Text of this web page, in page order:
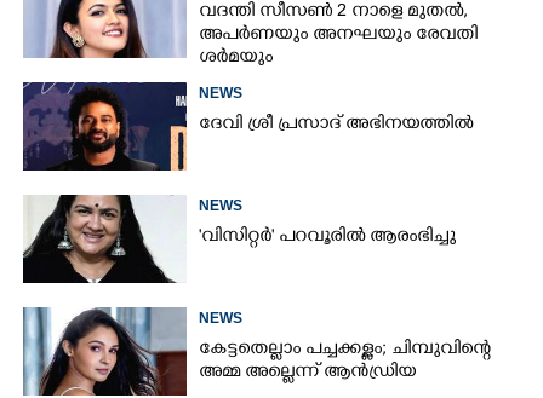
വദന്തി സീസൺ 2 നാളെ മുതൽ,
അപർണയും അനഘയും രേവതി
ശർമയും
NEWS
ദേവി ശ്രീ പ്രസാദ് അഭിനയത്തിൽ
NEWS
'വിസിറ്റർ' പറവൂരിൽ ആരംഭിച്ചു
NEWS
കേട്ടതെല്ലാം പച്ചക്കള്ളം; ചിമ്പുവിന്റെ
അമ്മ അല്ലെന്ന് ആൻഡ്രിയ